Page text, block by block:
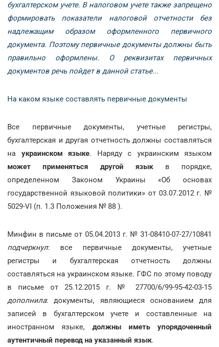
бухгалтерском учете. В налоговом учете также запрещено
формировать показатели налоговой отчетности без
надлежащим образом оформленного первичного
документа. Поэтому первичные документы должны быть
правильно оформлены. О реквизитах первичных
документов речь пойдет в данной статье...
На каком языке составлять первичные документы
Все первичные документы, учетные регистры,
бухгалтерская и другая отчетность должны составляться
на украинском языке. Наряду с украинским языком
может применяться другой языкв порядке,
определенном Законом Украины «Об основах
государственной языковой политики» от 03.07.2012 г. №
5029-VI (п. 1.3 Положения № 88 ).
Минфин в письме от 05.04.2013 г. № 31-08410-07-27/10841
подчеркнул: все первичные документы, учетные
регистры и бухгалтерская отчетность должны
составляться на украинском языке. ГФС по этому поводу
в письме от 25.12.2015 г. № 27700/6/99-95-42-03-15
дополнила: документы, являющиеся основанием для
записей в бухгалтерском учете и составленные на
иностранном языке, должны иметь упорядоченный
аутентичный перевод на указанный язык.